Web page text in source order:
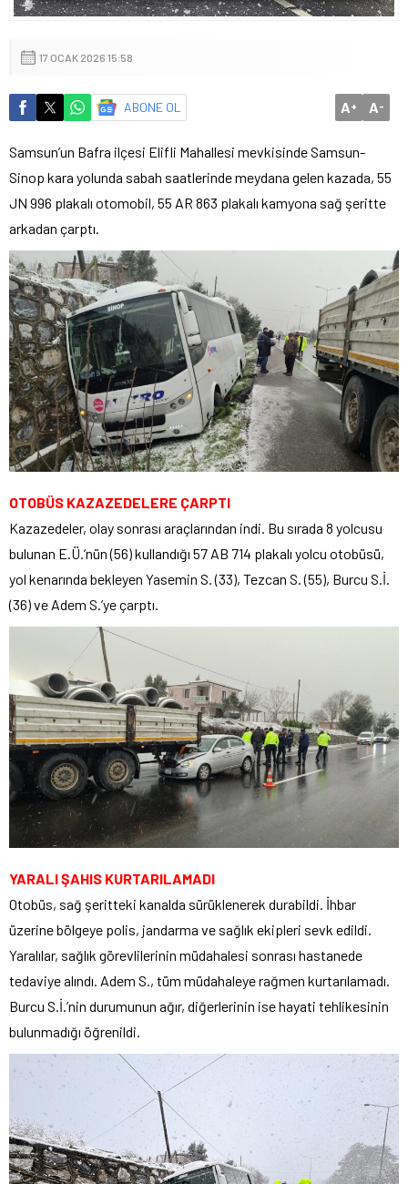
17 OCAK 2026 15:58
ABONE OL A+ A-
Samsun’un Bafra ilçesi Elifli Mahallesi mevkisinde Samsun-
Sinop kara yolunda sabah saatlerinde meydana gelen kazada, 55
JN 996 plakalı otomobil, 55 AR 863 plakalı kamyona sağ şeritte
arkadan çarptı.
OTOBÜS KAZAZEDELERE ÇARPTI
Kazazedeler, olay sonrası araçlarından indi. Bu sırada 8 yolcusu
bulunan E.Ü.’nün (56) kullandığı 57 AB 714 plakalı yolcu otobüsü,
yol kenarında bekleyen Yasemin S. (33), Tezcan S. (55), Burcu S.İ.
(36) ve Adem S.’ye çarptı.
YARALI ŞAHIS KURTARILAMADI
Otobüs, sağ şeritteki kanalda sürüklenerek durabildi. İhbar
üzerine bölgeye polis, jandarma ve sağlık ekipleri sevk edildi.
Yaralılar, sağlık görevlilerinin müdahalesi sonrası hastanede
tedaviye alındı. Adem S., tüm müdahaleye rağmen kurtarılamadı.
Burcu S.İ.’nin durumunun ağır, diğerlerinin ise hayati tehlikesinin
bulunmadığı öğrenildi.